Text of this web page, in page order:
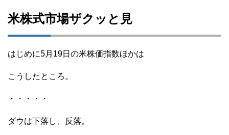
米株式市場ザクッと見
はじめに5月19日の米株価指数ほかは
こうしたところ。
・・・・・
ダウは下落し、反落。